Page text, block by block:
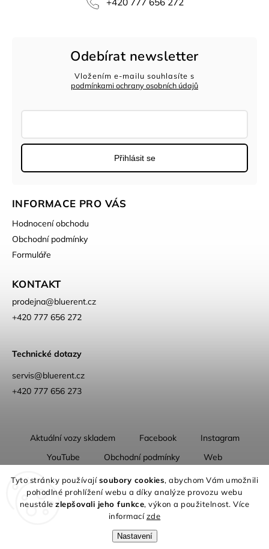
Tyto stránky používajísoubory cookies, abychom Vám umožnili
pohodlné prohlížení webu a díky analýze provozu webu
neustálezlepšovali jeho funkce, výkon a použitelnost. Více
informacízde
Nastavení
Odebírat newsletter
Vložením e-mailu souhlasíte s
podmínkami ochrany osobních údajů
Přihlásit se
INFORMACE PRO VÁS
Hodnocení obchodu
Obchodní podmínky
Formuláře
KONTAKT
prodejna@bluerent.cz
+420 777 656 272
Technické dotazy
servis@bluerent.cz
+420 777 656 273
Aktuální vozy skladem Facebook
Instagram
YouTube
Obchodní podmínky
Web
O nás